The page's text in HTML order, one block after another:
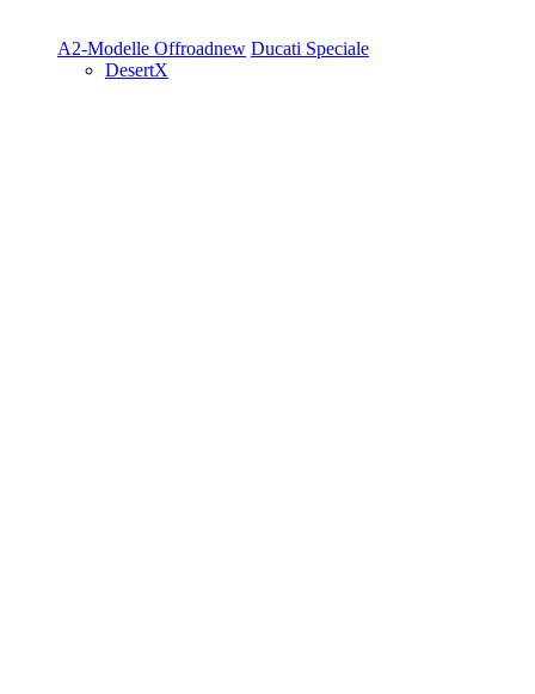
A2-Modelle Offroadnew Ducati Speciale
DesertX